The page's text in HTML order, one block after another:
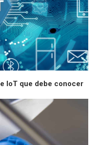
IoT que debe conocer